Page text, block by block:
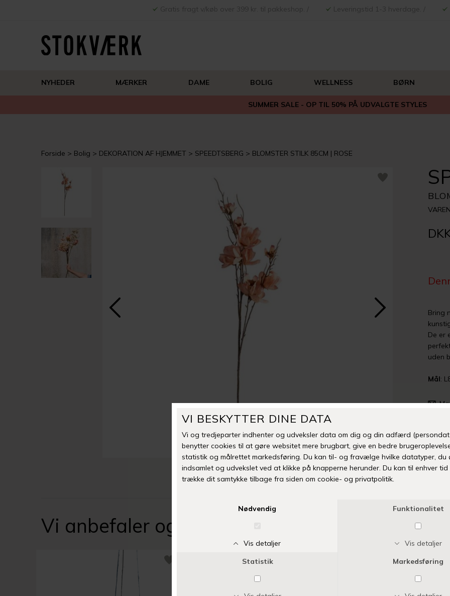
NYHEDER MÆRKER DAME BOLIG WELLNESS BØRN
SUMMER SALE - OP TIL 50% PÅ UDVALGTE STYLES
Forside Bolig DEKORATION AF HJEMMET SPEEDTSBERG BLOMSTER STILK 85CM | ROSE
Bring
De er
uden
Mål:
Fri
Vi anbefaler også